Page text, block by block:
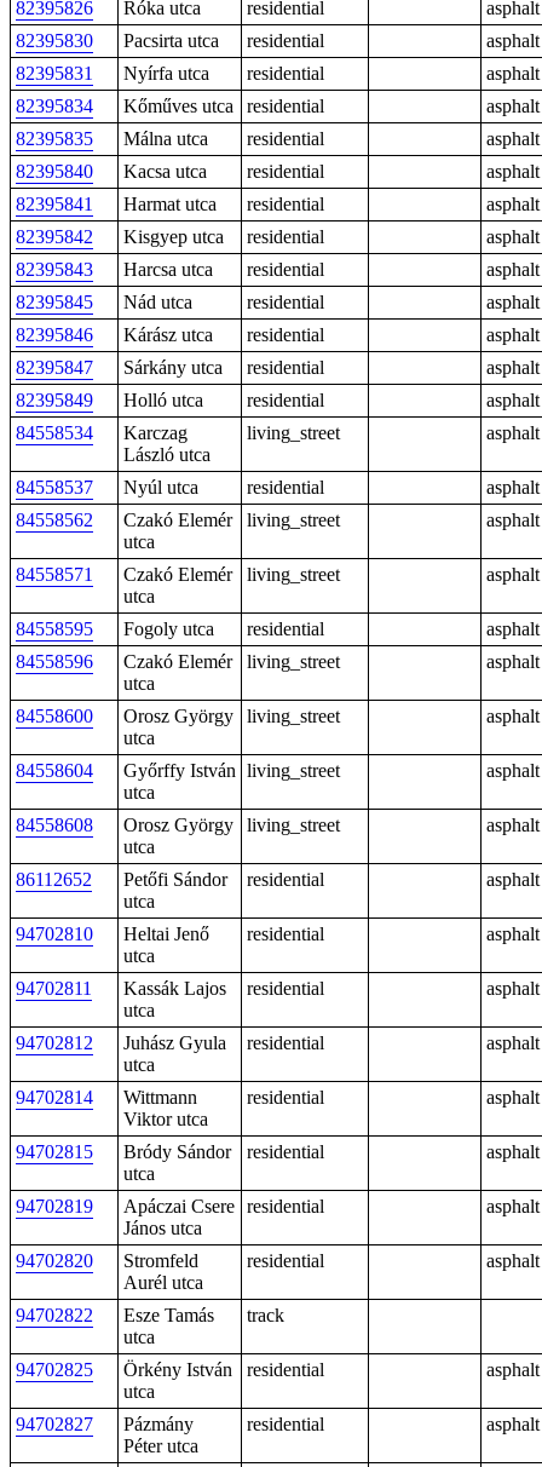
82395826 Róka utca residential
asphalt
82395830
Pacsirta utca residential
asphalt
82395831
Nyírfa utca residential
asphalt
82395834
Kőműves utca residential
asphalt
82395835
Málna utca residential
asphalt
82395840
Kacsa utca residential
asphalt
82395841
Harmat utca residential
asphalt
82395842
Kisgyep utca residential
asphalt
82395843
Harcsa utca residential
asphalt
82395845
Nád utca residential
asphalt
82395846
Kárász utca residential
asphalt
82395847
Sárkány utca residential
asphalt
82395849
Holló utca residential
asphalt
84558534
Karczag
László utca
living_street asphalt
84558537 Nyúl utca residential
asphalt
84558562
Czakó Elemér
utca
living_street asphalt
84558571
Czakó Elemér
utca
living_street asphalt
84558595 Fogoly utca residential
asphalt
84558596
Czakó Elemér
utca
living_street asphalt
84558600
Orosz György
utca
living_street asphalt
84558604
Győrffy István
utca
living_street asphalt
84558608
Orosz György
utca
living_street asphalt
86112652
Petőfi Sándor
utca
residential asphalt
94702810
Heltai Jenő
utca
residential asphalt
94702811
Kassák Lajos
utca
residential asphalt
94702812
Juhász Gyula
utca
residential asphalt
94702814
Wittmann
Viktor utca
residential asphalt
94702815
Bródy Sándor
utca
residential asphalt
94702819
Apáczai Csere
János utca
residential asphalt
94702820
Stromfeld
Aurél utca
residential asphalt
94702822
Esze Tamás
utca
track
94702825
Örkény István
utca
residential asphalt
94702827
Pázmány
Péter utca
residential asphalt